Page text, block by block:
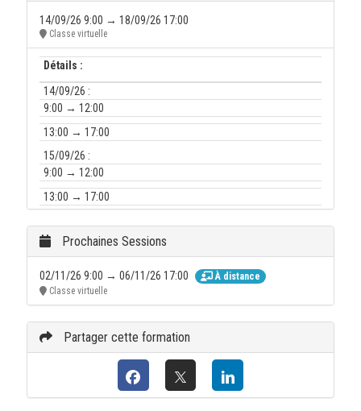
14/09/26 9:00 → 18/09/26 17:00
Classe virtuelle
Détails :
14/09/26 :
9:00 → 12:00
13:00 → 17:00
15/09/26 :
9:00 → 12:00
13:00 → 17:00
9:00 → 12:00
13:00 → 17:00
17/09/26 :
13:00 → 17:00
Prochaines Sessions
02/11/26 9:00 → 06/11/26 17:00
À distance
Classe virtuelle
Partager cette formation